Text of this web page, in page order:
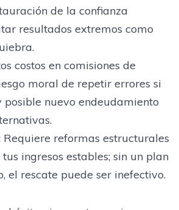
de la confianza
resultados extremos como
costos en comisiones de
moral de repetir errores si
posible nuevo endeudamiento
Requiere reformas estructurales
ingresos estables; sin un plan
el rescate puede ser inefectivo.